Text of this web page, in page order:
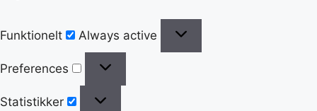
Funktionelt Always active
Preferences
Statistikker